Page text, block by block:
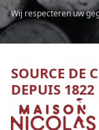
Wij respecteren uw
SOURCE DE
DEPUIS 1822
Nicolas